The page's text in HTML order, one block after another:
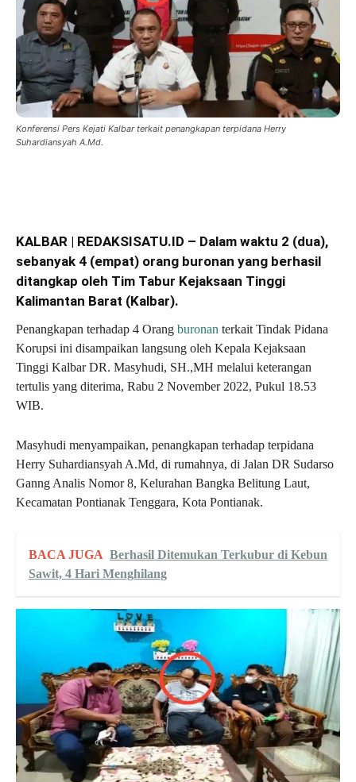
Konferensi Pers Kejati Kalbar terkait penangkapan terpidana Herry
Suhardiansyah A.Md.
KALBAR | REDAKSISATU.ID – Dalam waktu 2 (dua),
sebanyak 4 (empat) orang buronan yang berhasil
ditangkap oleh Tim Tabur Kejaksaan Tinggi
Kalimantan Barat (Kalbar).
Penangkapan terhadap 4 Orang buronan terkait Tindak Pidana
Korupsi ini disampaikan langsung oleh Kepala Kejaksaan
Tinggi Kalbar DR. Masyhudi, SH.,MH melalui keterangan
tertulis yang diterima, Rabu 2 November 2022, Pukul 18.53
WIB.
Masyhudi menyampaikan, penangkapan terhadap terpidana
Herry Suhardiansyah A.Md, di rumahnya, di Jalan DR Sudarso
Ganng Analis Nomor 8, Kelurahan Bangka Belitung Laut,
Kecamatan Pontianak Tenggara, Kota Pontianak.
BACA JUGA Berhasil Ditemukan Terkubur di Kebun
Sawit, 4 Hari Menghilang